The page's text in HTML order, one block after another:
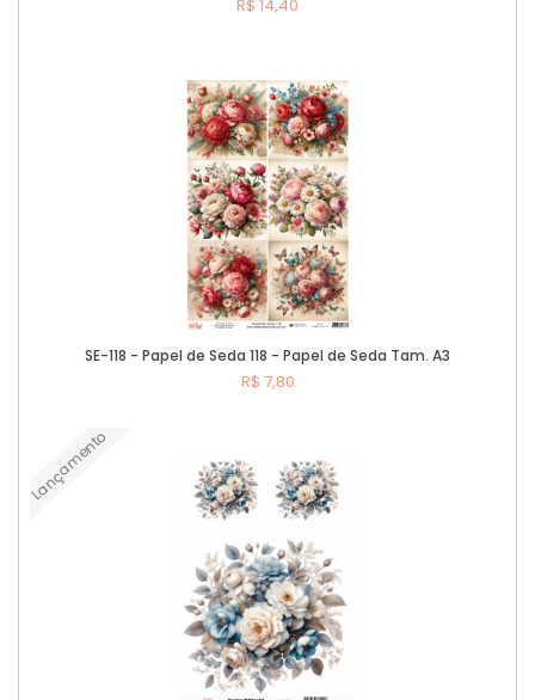
R$ 14,40
SE-118 - Papel de Seda 118 - Papel de Seda Tam. A3
R$ 7,80
Lançamento